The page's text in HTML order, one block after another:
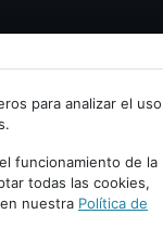
para analizar el uso
funcionamiento de la
todas las cookies,
nuestra Política de